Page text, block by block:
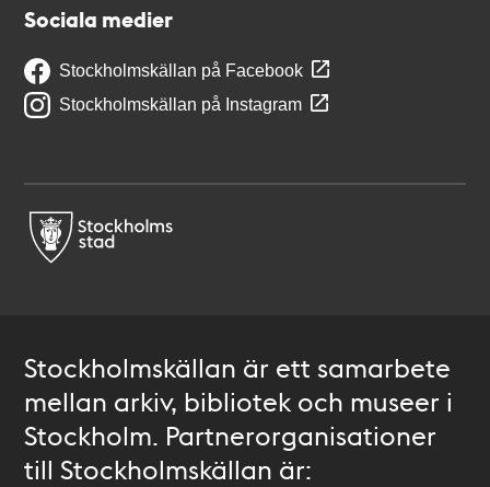
Sociala medier
Stockholmskällan på Facebook
Stockholmskällan på Instagram
Stockholmskällan är ett samarbete
mellan arkiv, bibliotek och museer i
Stockholm. Partnerorganisationer
till Stockholmskällan är: